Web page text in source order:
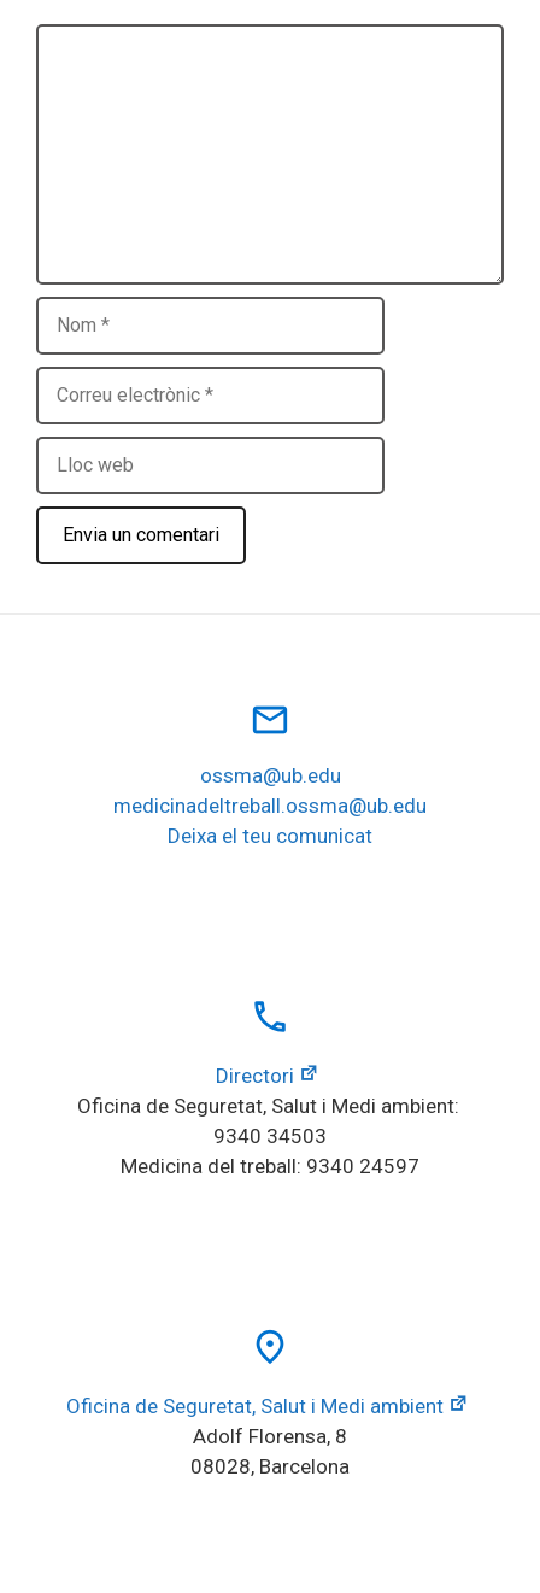
Nom
Correu
electrònic
Lloc
web
mail_outline
ossma@ub.edu
medicinadeltreball.ossma@ub.edu
Deixa el teu comunicat
local_phone
Directori
Oficina de Seguretat, Salut i Medi ambient:
9340 34503
Medicina del treball: 9340 24597
place
Oficina de Seguretat, Salut i Medi ambient
Adolf Florensa, 8
08028, Barcelona